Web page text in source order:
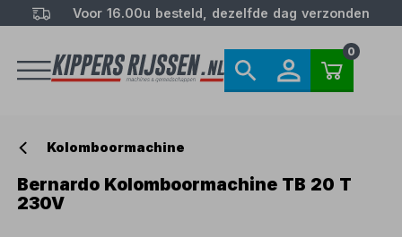
Voor 16.00u besteld, dezelfde dag verzonden
0
Kolomboormachine
Bernardo Kolomboormachine TB 20 T
230V